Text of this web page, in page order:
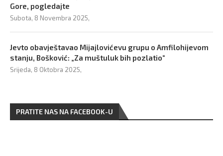
Gore, pogledajte
Subota, 8 Novembra 2025,
Jevto obavještavao Mijajlovićevu grupu o Amfilohijevom
stanju, Bošković: „Za muštuluk bih pozlatio“
Srijeda, 8 Oktobra 2025,
PRATITE NAS NA FACEBOOK-U